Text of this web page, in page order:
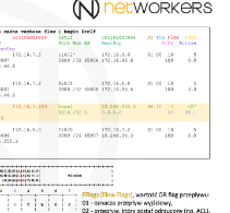
są do tego
w wersji 9
Dzięki ich
z danych, jakie
i kolektor. Stąd warto
eksportu danych